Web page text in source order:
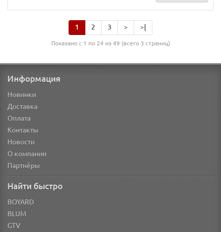
1 2 3 > >|
Показано с 1 по 24 из 49 (всего 3 страниц)
Информация
Новинки
Доставка
Оплата
Контакты
Новости
О компании
Партнёры
Найти быстро
BOYARD
BLUM
GTV